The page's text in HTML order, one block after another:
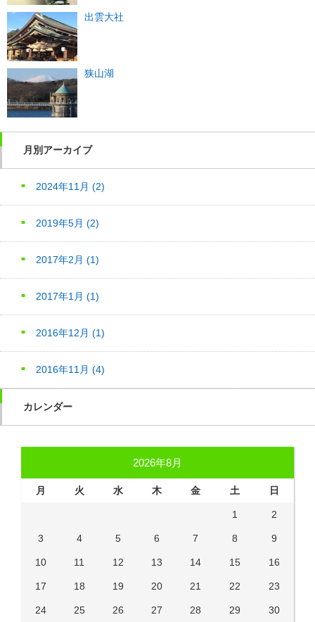
出雲大社
狭山湖
月別アーカイブ
2024年11月 (2)
2019年5月 (2)
2017年2月 (1)
2017年1月 (1)
2016年12月 (1)
2016年11月 (4)
カレンダー
2026年8月
月 火 水 木 金 土 日
1 2
3 4 5 6 7 8 9
10 11 12 13 14 15 16
17 18 19 20 21 22 23
24 25 26 27 28 29 30